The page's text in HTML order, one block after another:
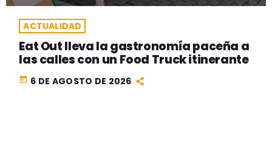
ACTUALIDAD
Eat Out lleva la gastronomía paceña a
las calles con un Food Truck itinerante
today 6 DE AGOSTO DE 2026